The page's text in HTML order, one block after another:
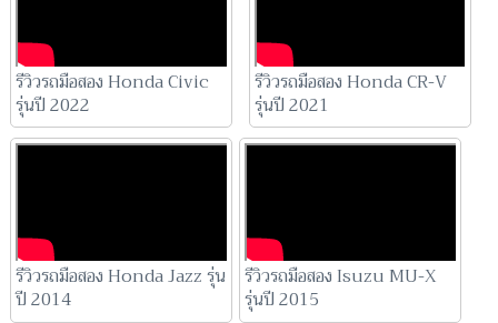
รีวิวรถมือสอง Honda Civic
รุ่นปี 2022
รีวิวรถมือสอง Honda CR-V
รุ่นปี 2021
รีวิวรถมือสอง Honda Jazz รุ่น
ปี 2014
รีวิวรถมือสอง Isuzu MU-X
รุ่นปี 2015